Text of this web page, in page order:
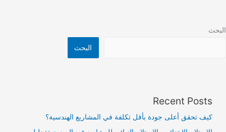
البحث
البحث
Recent Posts
كيف تحقق أعلى جودة بأقل تكلفة في المشاريع الهندسية؟